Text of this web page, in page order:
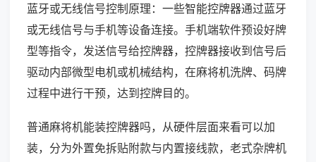
蓝牙或无线信号控制原理：一些智能控牌器通过蓝牙
或无线信号与手机等设备连接。手机端软件预设好牌
型等指令，发送信号给控牌器，控牌器接收到信号后
驱动内部微型电机或机械结构，在麻将机洗牌、码牌
过程中进行干预，达到控牌目的。
普通麻将机能装控牌器吗，从硬件层面来看可以加
装，分为外置免拆贴附款与内置接线款，老式杂牌机